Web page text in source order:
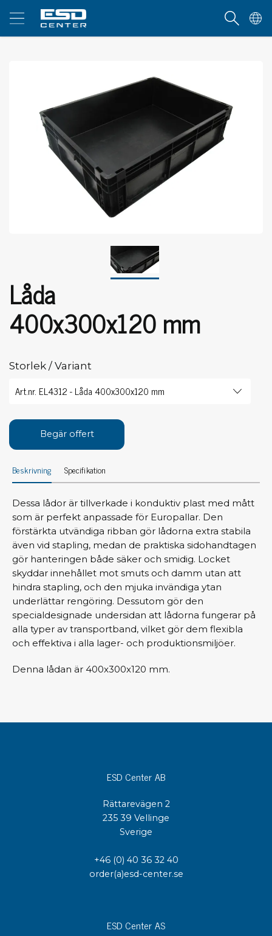
Låda
400x300x120 mm
Storlek / Variant
Begär offert
Beskrivning Specifikation
Dessa lådor är tillverkade i konduktiv plast med mått
som är perfekt anpassade för Europallar. Den
förstärkta utvändiga ribban gör lådorna extra stabila
även vid stapling, medan de praktiska sidohandtagen
gör hanteringen både säker och smidig. Locket
skyddar innehållet mot smuts och damm utan att
hindra stapling, och den mjuka invändiga ytan
underlättar rengöring. Dessutom gör den
specialdesignade undersidan att lådorna fungerar på
alla typer av transportband, vilket gör dem flexibla
och effektiva i alla lager- och produktionsmiljöer.
Denna lådan är 400x300x120 mm.
ESD Center AB
Rättarevägen 2
235 39 Vellinge
Sverige
+46 (0) 40 36 32 40
order(a)esd-center.se
ESD Center AS